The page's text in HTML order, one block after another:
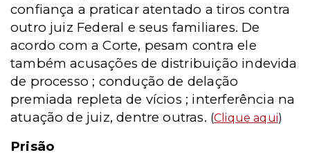
confiança a praticar atentado a tiros contra
outro juiz Federal e seus familiares. De
acordo com a Corte, pesam contra ele
também acusações de distribuição indevida
de processo ; condução de delação
premiada repleta de vícios ; interferência na
atuação de juiz, dentre outras. (Clique aqui)
Prisão